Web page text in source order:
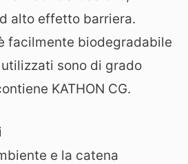
alto effetto barriera.
facilmente biodegradabile
sono di grado
KATHON CG.
e la catena